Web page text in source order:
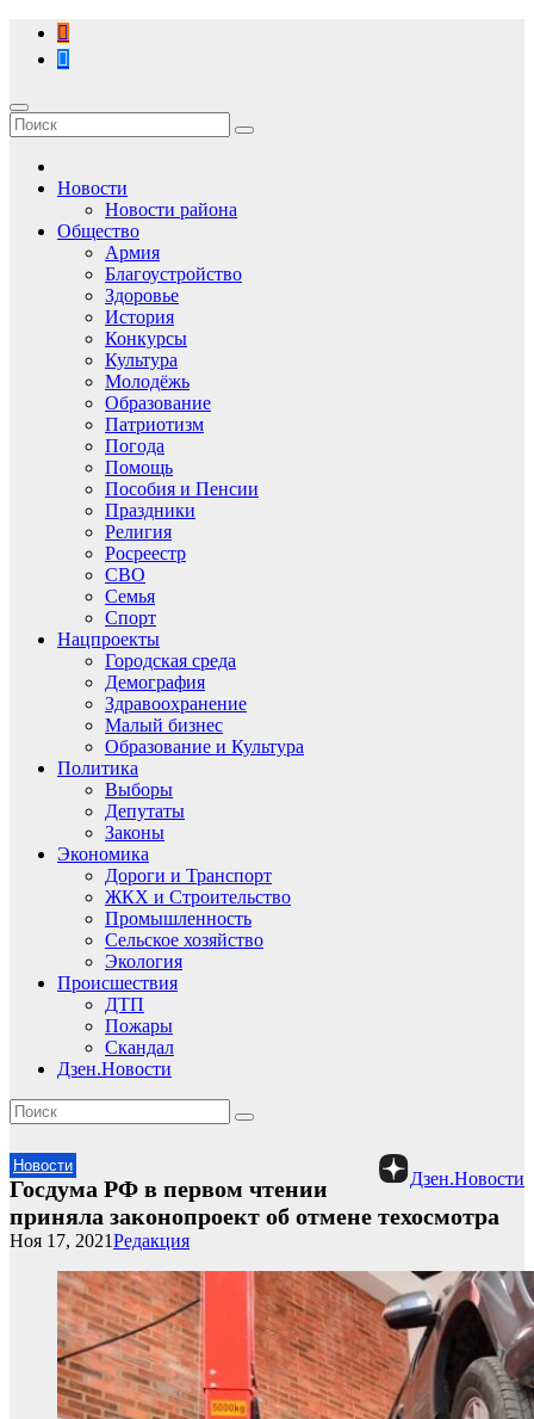
Перейти
содержимому
Новости
Новости района
Общество
Армия
Благоустройство
Здоровье
История
Конкурсы
Культура
Молодёжь
Образование
Патриотизм
Погода
Помощь
Пособия и Пенсии
Праздники
Религия
Росреестр
СВО
Семья
Спорт
Нацпроекты
Городская среда
Демография
Здравоохранение
Малый бизнес
Образование и Культура
Политика
Выборы
Депутаты
Законы
Экономика
Дороги и Транспорт
ЖКХ и Строительство
Промышленность
Сельское хозяйство
Экология
Происшествия
ДТП
Пожары
Скандал
Дзен.Новости
Новости
Дзен.Новости
Госдума РФ в первом чтении
приняла законопроект об отмене техосмотра
Редакция
Ноя 17, 2021